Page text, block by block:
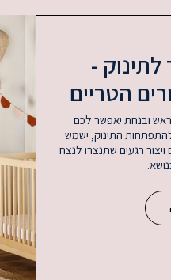
לתינוק -
הטריים
ובנחת יאפשר לכם
התינוק, ישמש
רגעים שתנצרו לנצח